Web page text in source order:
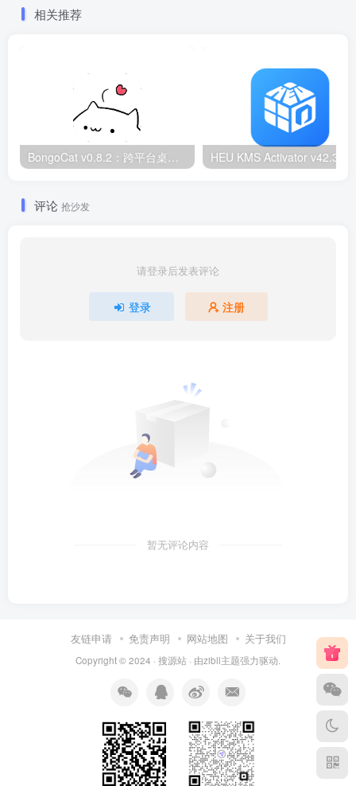
相关推荐
评论 抢沙发
请登录后发表评论
登录 注册
暂无评论内容
友链申请 免责声明 网站地图 关于我们
Copyright © 2024 · 搜源站 · 由zibll主题强力驱动.